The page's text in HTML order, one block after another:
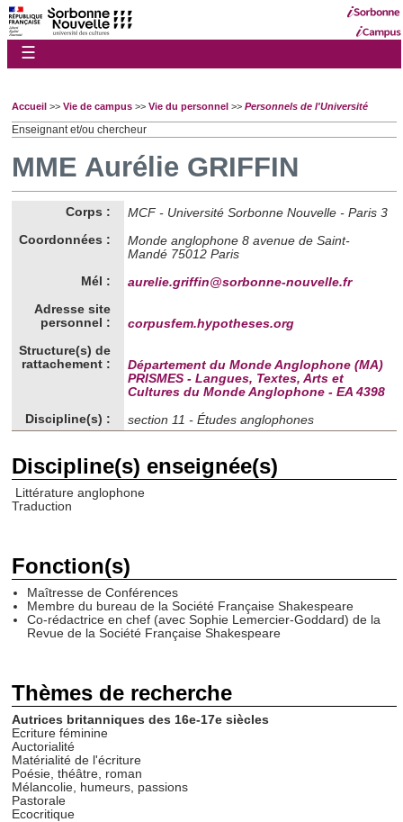
☰
Accueil >> Vie de campus >> Vie du personnel >> Personnels de l'Université
Enseignant et/ou chercheur
MME Aurélie GRIFFIN
Corps :
MCF - Université Sorbonne Nouvelle - Paris 3
Coordonnées :
Monde anglophone 8 avenue de Saint-
Mandé 75012 Paris
Mél :
aurelie.griffin@sorbonne-nouvelle.fr
Adresse site
personnel :
corpusfem.hypotheses.org
Structure(s) de
rattachement :
Département du Monde Anglophone (MA)
PRISMES - Langues, Textes, Arts et
Cultures du Monde Anglophone - EA 4398
Discipline(s) :
section 11 - Études anglophones
Discipline(s) enseignée(s)
Littérature anglophone
Traduction
Fonction(s)
Maîtresse de Conférences
Membre du bureau de la Société Française Shakespeare
Co-rédactrice en chef (avec Sophie Lemercier-Goddard) de la
Revue de la Société Française Shakespeare
Thèmes de recherche
Autrices britanniques des 16e-17e siècles
Ecriture féminine
Auctorialité
Matérialité de l'écriture
Poésie, théâtre, roman
Mélancolie, humeurs, passions
Pastorale
Ecocritique